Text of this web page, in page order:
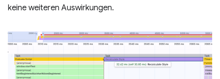
keine weiteren Auswirkungen.